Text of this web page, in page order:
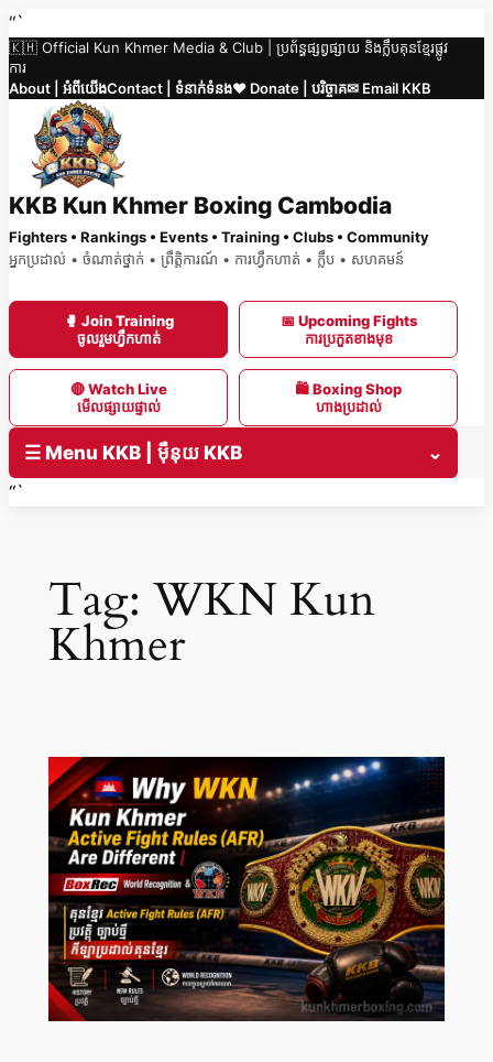
Skip
to
content
“`
🇰🇭 Official Kun Khmer Media & Club | ប្រព័ន្ធផ្សព្វផ្សាយ និងក្លឹបគុនខ្មែរផ្លូវ
ការ
About | អំពីយើងContact | ទំនាក់ទំនង❤️ Donate | បរិច្ចាគ✉ Email KKB
KKB Kun Khmer Boxing Cambodia
Fighters • Rankings • Events • Training • Clubs • Community
អ្នកប្រដាល់ • ចំណាត់ថ្នាក់ • ព្រឹត្តិការណ៍ • ការហ្វឹកហាត់ • ក្លឹប • សហគមន៍
🥊 Join Training
ចូលរួមហ្វឹកហាត់
📅 Upcoming Fights
ការប្រកួតខាងមុខ
🔴 Watch Live
មើលផ្សាយផ្ទាល់
🛍 Boxing Shop
ហាងប្រដាល់
☰ Menu KKB | ម៉ឺនុយ KKB
⌄
“`
Tag:WKN Kun
Khmer